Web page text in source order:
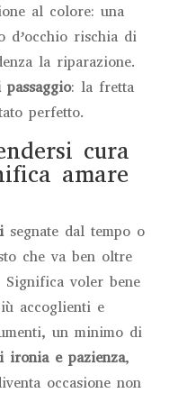
al colore: una
d’occhio rischia di
la riparazione.
: la fretta
perfetto.
cura
amare
segnate dal tempo o
che va ben oltre
Significa voler bene
accoglienti e
un minimo di
ironia e pazienza,
occasione non